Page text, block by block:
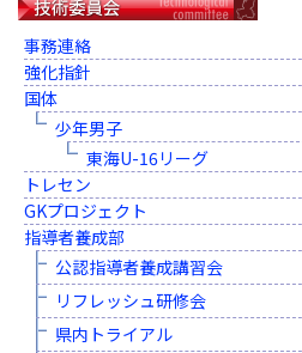
事務連絡
強化指針
国体
少年男子
東海U-16リーグ
トレセン
GKプロジェクト
指導者養成部
公認指導者養成講習会
リフレッシュ研修会
県内トライアル